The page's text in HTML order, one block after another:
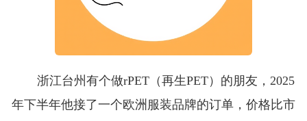
浙江台州有个做rPET（再生PET）的朋友，2025
年下半年他接了一个欧洲服装品牌的订单，价格比市